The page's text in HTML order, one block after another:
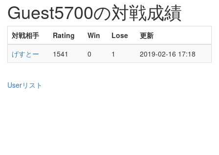
Guest5700の対戦成績
対戦相手 Rating Win Lose
更新
げすとー
1541 0 1 2019-02-16 17:18
Userリスト